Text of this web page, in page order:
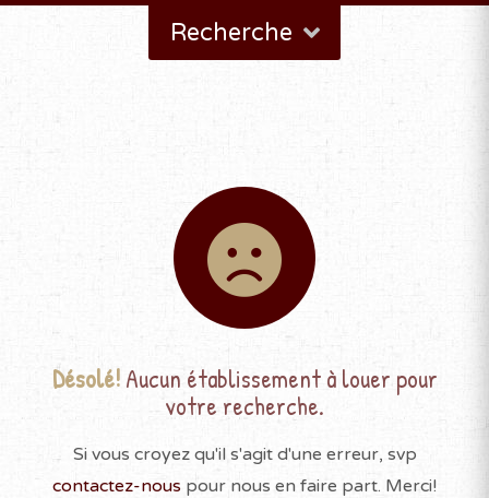
Recherche
Désolé!Aucun établissement à louer pour
votre recherche.
Si vous croyez qu'il s'agit d'une erreur, svp
contactez-nous pour nous en faire part. Merci!